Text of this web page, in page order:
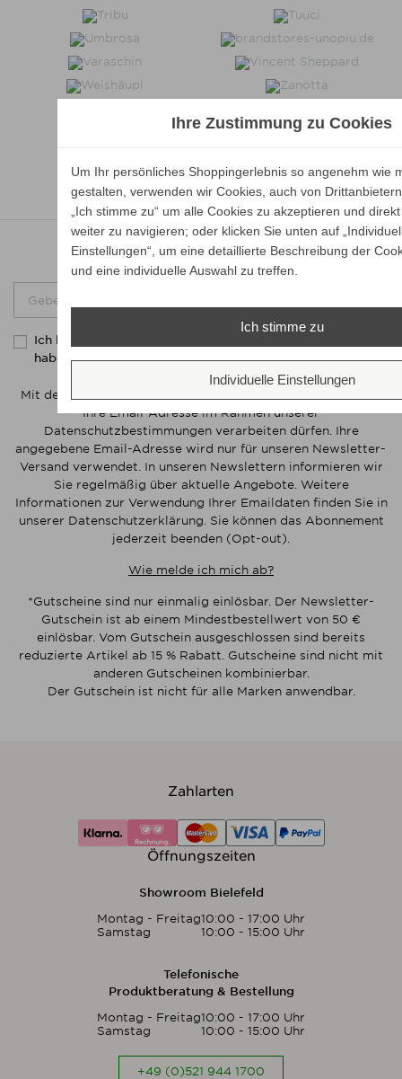
Newsletter
Ich bestätige, dass ich die
habe.
Mit dem Klicken auf "Abonnieren" stimmen Sie zu, dass wir
Ihre Email-Adresse im Rahmen unserer
Datenschutzbestimmungen verarbeiten dürfen. Ihre
angegebene Email-Adresse wird nur für unseren Newsletter-
Versand verwendet. In unseren Newslettern informieren wir
Sie regelmäßig über aktuelle Angebote. Weitere
Informationen zur Verwendung Ihrer Emaildaten finden Sie in
unserer Datenschutzerklärung. Sie können das Abonnement
jederzeit beenden (Opt-out).
Wie melde ich mich ab?
*Gutscheine sind nur einmalig einlösbar. Der Newsletter-
Gutschein ist ab einem Mindestbestellwert von 50 €
einlösbar. Vom Gutschein ausgeschlossen sind bereits
reduzierte Artikel ab 15 % Rabatt. Gutscheine sind nicht mit
anderen Gutscheinen kombinierbar.
Der Gutschein ist nicht für alle Marken anwendbar.
Zahlarten
Öffnungszeiten
Showroom Bielefeld
Montag - Freitag10:00 - 17:00 Uhr
Samstag
10:00 - 15:00 Uhr
Telefonische
Produktberatung & Bestellung
Montag - Freitag10:00 - 17:00 Uhr
Samstag
10:00 - 15:00 Uhr
+49 (0)521 944 1700
Ihre Zustimmung zu Cookies
Um Ihr persönliches Shoppingerlebnis so angenehm wie
gestalten, verwenden wir Cookies, auch von
„Ich stimme zu“ um alle Cookies zu akzeptieren und
weiter zu navigieren; oder klicken Sie unten auf
Einstellungen“, um eine detaillierte Beschreibung der
und eine individuelle Auswahl zu treffen.
Ich stimme zu
Individuelle Einstellungen